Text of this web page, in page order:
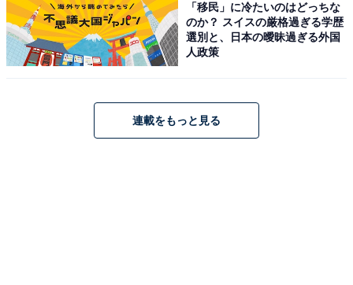
「移民」に冷たいのはどっちな
のか？ スイスの厳格過ぎる学歴
選別と、日本の曖昧過ぎる外国
人政策
連載をもっと見る